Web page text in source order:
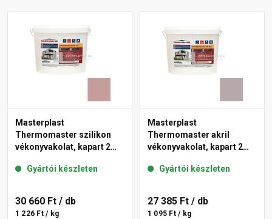
Masterplast
Thermomaster szilikon
vékonyvakolat, kapart 2
Gyártói készleten
30 660 Ft / db
1 226 Ft / kg
Masterplast
Thermomaster akril
vékonyvakolat, kapart 2
Gyártói készleten
27 385 Ft / db
1 095 Ft / kg